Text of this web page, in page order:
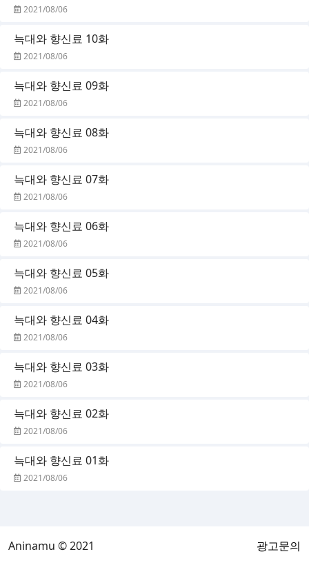
2021/08/06
늑대와 향신료 10화
2021/08/06
늑대와 향신료 09화
2021/08/06
늑대와 향신료 08화
2021/08/06
늑대와 향신료 07화
2021/08/06
늑대와 향신료 06화
2021/08/06
늑대와 향신료 05화
2021/08/06
늑대와 향신료 04화
2021/08/06
늑대와 향신료 03화
2021/08/06
늑대와 향신료 02화
2021/08/06
늑대와 향신료 01화
2021/08/06
Aninamu © 2021 광고문의